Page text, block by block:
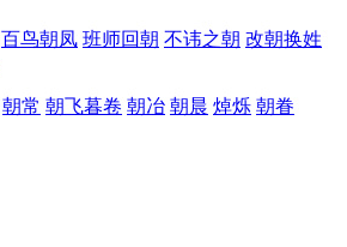
百鸟朝凤 班师回朝 不讳之朝 改朝换姓
朝常 朝飞暮卷 朝冶 朝晨 焯烁 朝眷